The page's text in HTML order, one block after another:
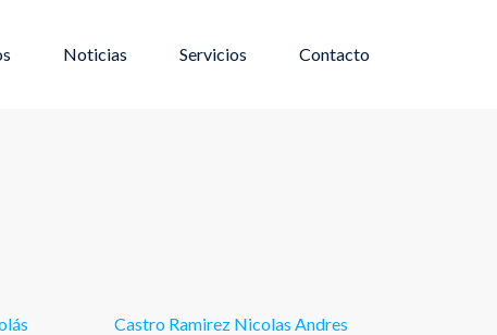
Noticias Servicios Contacto
Castro Ramirez Nicolas Andres